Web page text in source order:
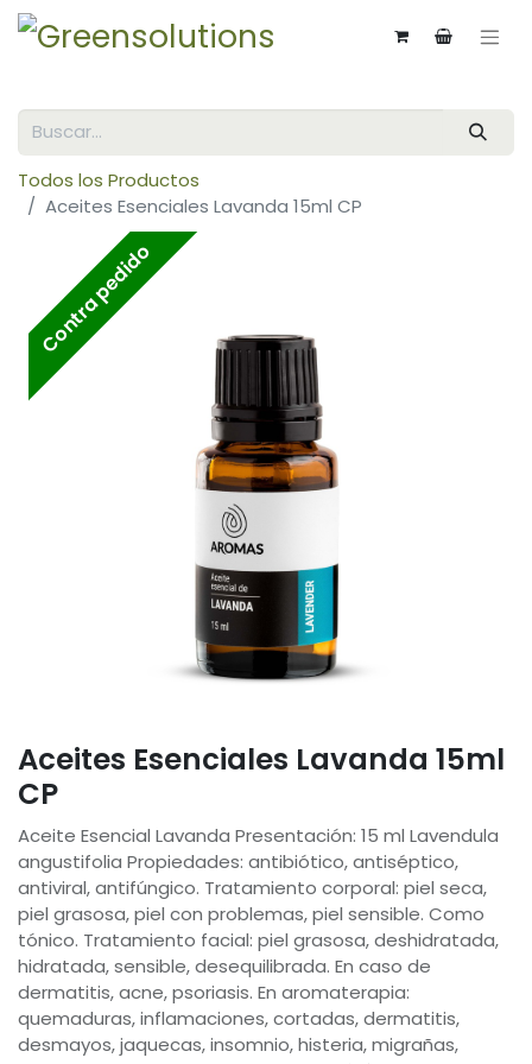
Todos los Productos
Aceites Esenciales Lavanda 15ml CP
Contra pedido
Aceites Esenciales Lavanda 15ml
CP
Aceite Esencial Lavanda Presentación: 15 ml Lavendula
angustifolia Propiedades: antibiótico, antiséptico,
antiviral, antifúngico. Tratamiento corporal: piel seca,
piel grasosa, piel con problemas, piel sensible. Como
tónico. Tratamiento facial: piel grasosa, deshidratada,
hidratada, sensible, desequilibrada. En caso de
dermatitis, acne, psoriasis. En aromaterapia:
quemaduras, inflamaciones, cortadas, dermatitis,
desmayos, jaquecas, insomnio, histeria, migrañas,